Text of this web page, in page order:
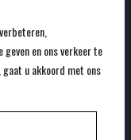
en ons verkeer te
u akkoord met ons